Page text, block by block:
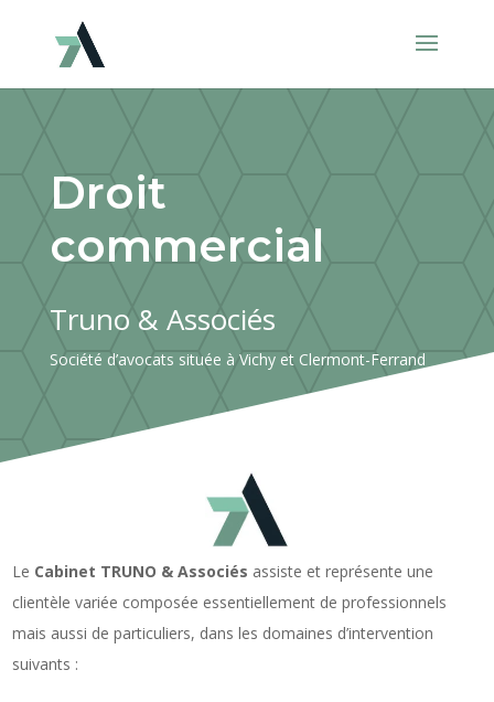
Droit
commercial
Truno & Associés
Société d’avocats située à Vichy et Clermont-Ferrand
Le Cabinet TRUNO & Associés assiste et représente une
clientèle variée composée essentiellement de professionnels
mais aussi de particuliers, dans les domaines d’intervention
suivants :